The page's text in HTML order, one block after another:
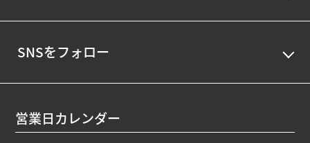
SNSをフォロー
営業日カレンダー